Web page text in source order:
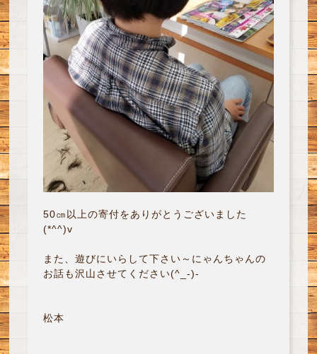
50㎝以上の寄付をありがとうございました
(*^^)v
また、遊びにいらして下さい～にゃんちゃんの
お話も沢山させてください(^_-)-
松本